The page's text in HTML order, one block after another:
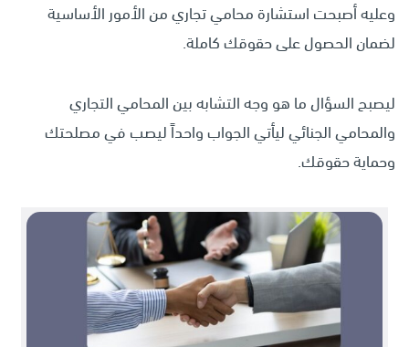
وعليه أصبحت استشارة محامي تجاري من الأمور الأساسية
لضمان الحصول على حقوقك كاملة.
ليصبح السؤال ما هو وجه التشابه بين المحامي التجاري
والمحامي الجنائي ليأتي الجواب واحداً ليصب في مصلحتك
وحماية حقوقك.